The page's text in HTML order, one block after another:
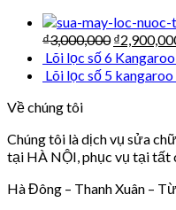
₫3,000,000 ₫
Lõi lọc số 6 Kangaroo
Lõi lọc số 5 kangaroo
Về chúng tôi
Chúng tôi là dịch vụ sửa
tại HÀ NỘI, phục vụ tại tất
Hà Đông – Thanh Xuân –